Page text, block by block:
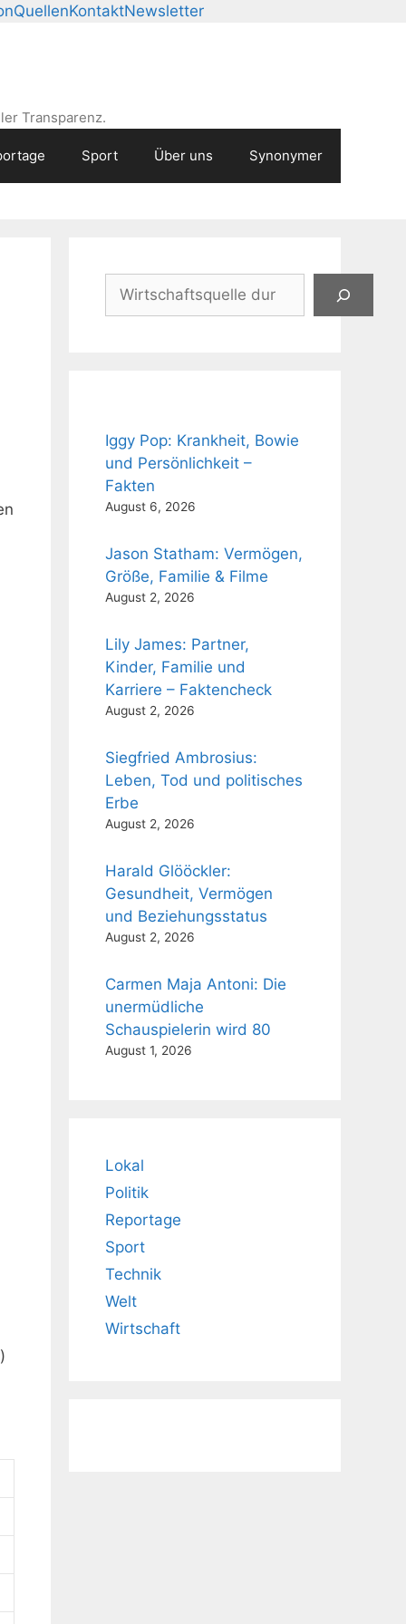
QuellenKontaktNewsletter
Transparenz.
Sport Über uns Synonymer
)
Suchen
Iggy Pop: Krankheit, Bowie
und Persönlichkeit –
Fakten
August 6, 2026
Jason Statham: Vermögen,
Größe, Familie & Filme
August 2, 2026
Lily James: Partner,
Kinder, Familie und
Karriere – Faktencheck
August 2, 2026
Siegfried Ambrosius:
Leben, Tod und politisches
Erbe
August 2, 2026
Harald Glööckler:
Gesundheit, Vermögen
und Beziehungsstatus
August 2, 2026
Carmen Maja Antoni: Die
unermüdliche
Schauspielerin wird 80
August 1, 2026
Lokal
Politik
Reportage
Sport
Technik
Welt
Wirtschaft